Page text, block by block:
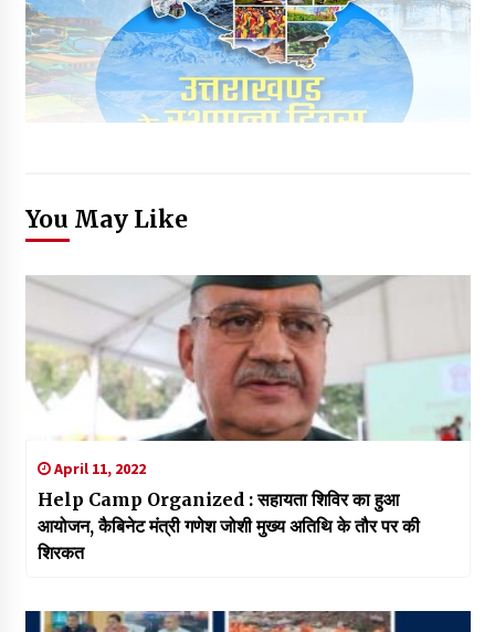
You May Like
April 11, 2022
Help Camp Organized : सहायता शिविर का हुआ
आयोजन, कैबिनेट मंत्री गणेश जोशी मुख्य अतिथि के तौर पर की
शिरकत